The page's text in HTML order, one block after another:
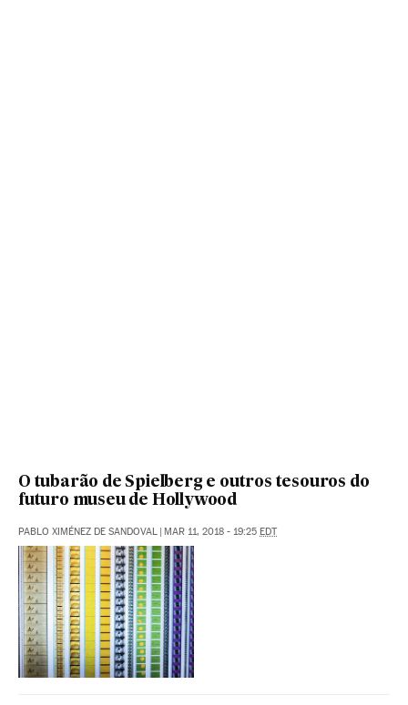
O tubarão de Spielberg e outros tesouros do
futuro museu de Hollywood
PABLO XIMÉNEZ DE SANDOVAL MAR 11, 2018 - 19:25 EDT